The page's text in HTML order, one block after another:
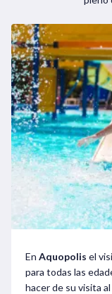
En Aquopolis el
para todas las
hacer de su visita